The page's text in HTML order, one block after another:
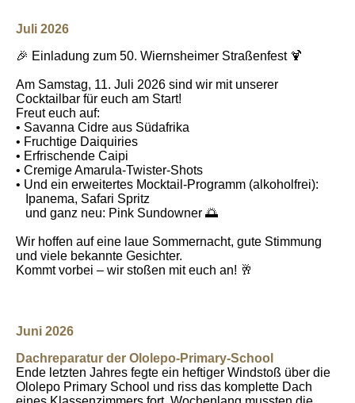
Juli 2026
🎉 Einladung zum 50. Wiernsheimer Straßenfest 🍹
Am Samstag, 11. Juli 2026 sind wir mit unserer
Cocktailbar für euch am Start!
Freut euch auf:
• Savanna Cidre aus Südafrika
• Fruchtige Daiquiries
• Erfrischende Caipi
• Cremige Amarula-Twister-Shots
• Und ein erweitertes Mocktail-Programm (alkoholfrei):
Ipanema, Safari Spritz
und ganz neu: Pink Sundowner 🌅
Wir hoffen auf eine laue Sommernacht, gute Stimmung
und viele bekannte Gesichter.
Kommt vorbei – wir stoßen mit euch an! 🥂
Juni 2026
Dachreparatur der Ololepo-Primary-Schoo
Ende letzten Jahres fegte ein heftiger Windstoß über die
Ololepo Primary School und riss das komplette Dach